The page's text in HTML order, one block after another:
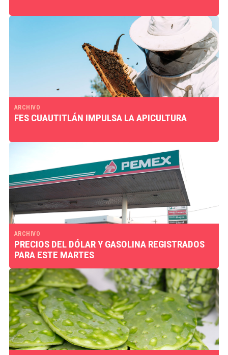
ARCHIVO
FES CUAUTITLÁN IMPULSA LA APICULTURA
ARCHIVO
PRECIOS DEL DÓLAR Y GASOLINA REGISTRADOS
PARA ESTE MARTES